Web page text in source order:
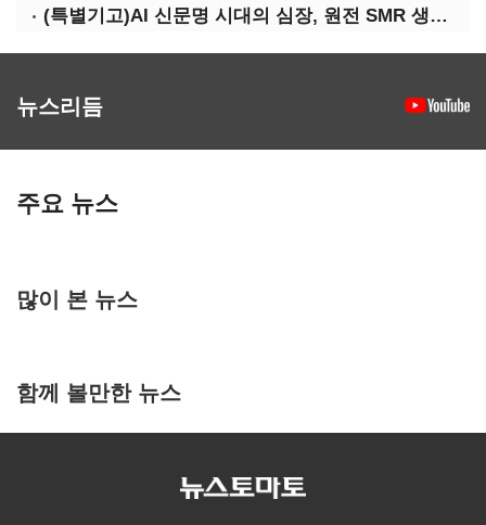
(특별기고)AI 신문명 시대의 심장, 원전 SMR 생태계 복원의 마지막 골든타임을 붙잡아라
뉴스리듬
주요 뉴스
많이 본 뉴스
함께 볼만한 뉴스